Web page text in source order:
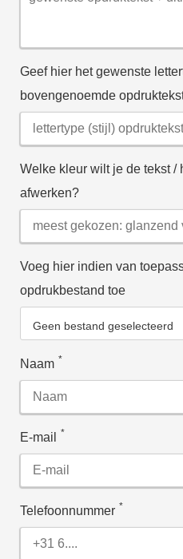
Geef hier het gewenste
bovengenoemde
Welke kleur wilt je de tekst /
afwerken?
Voeg hier indien van
opdrukbestand toe
Geen bestand geselecteerd
Naam *
E-mail *
Telefoonnummer *